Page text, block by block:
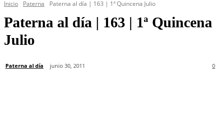
Inicio Paterna Paterna al día | 163 | 1ª Quincena Julio
Paterna al día | 163 | 1ª Quincena
Julio
Paterna al día junio 30, 2011 0